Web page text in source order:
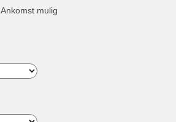
Ankomst mulig